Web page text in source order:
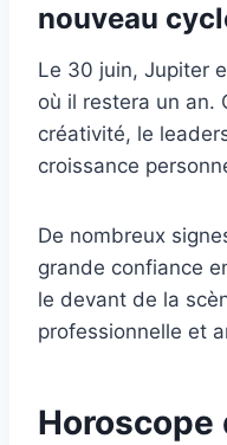
nouveau
Le 30 juin, Jupiter
où il restera un an.
créativité, le
croissance
De nombreux
grande confiance
le devant de la
professionnelle et
Horoscope